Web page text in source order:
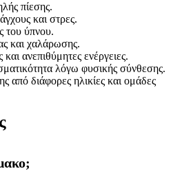
πίεσης.
και στρες.
του ύπνου.
και χαλάρωσης.
ανεπιθύμητες ενέργειες.
λόγω φυσικής σύνθεσης.
από διάφορες ηλικίες και ομάδες